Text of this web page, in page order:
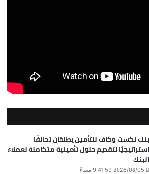
بنك نكست وكاف للتأمين يطلقان تحالفًا
استراتيجيًا لتقديم حلول تأمينية متكاملة لعملاء
البنك
2026/08/05 9:41:59 مساءً